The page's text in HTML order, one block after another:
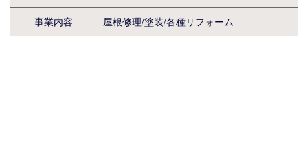
事業内容 屋根修理/塗装/各種リフォーム